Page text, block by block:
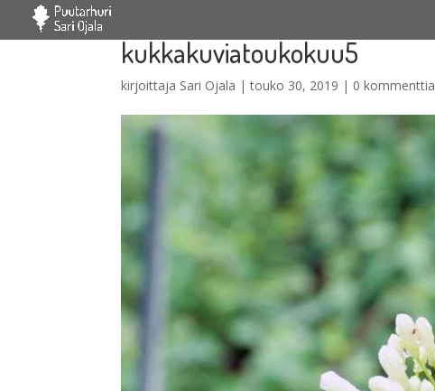
kukkakuviatoukokuu5
kirjoittaja Sari Ojala |touko 30, 2019 | 0 kommenttia